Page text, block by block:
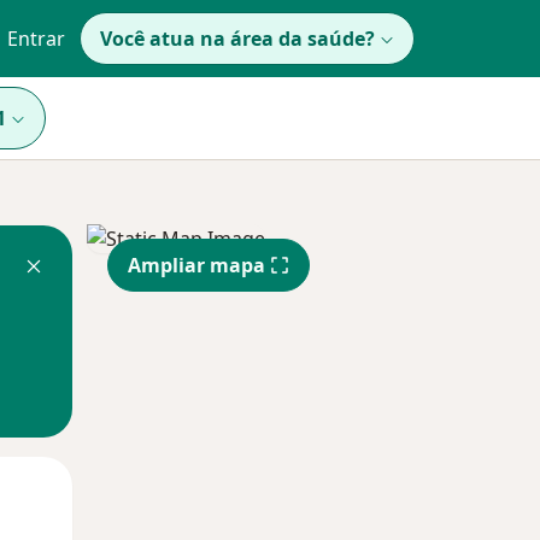
Entrar Você atua na área da saúde?
Ampliar mapa